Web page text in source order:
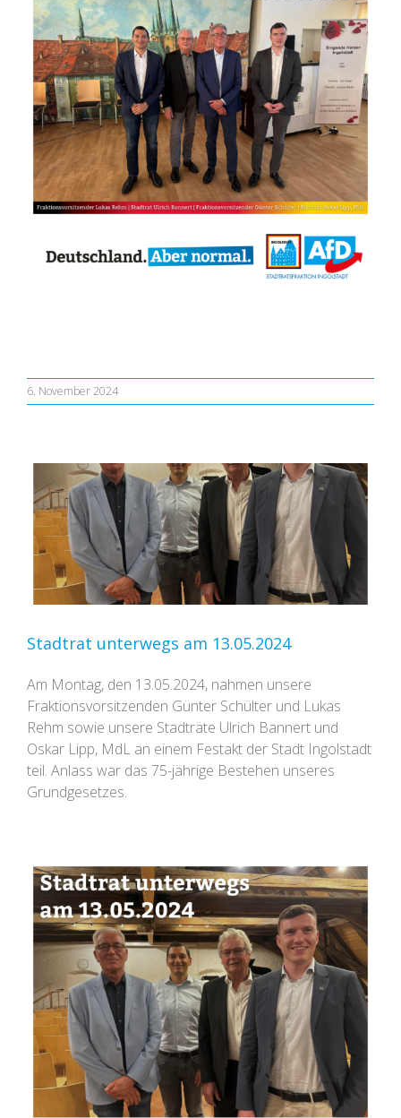
6. November 2024
Stadtrat unterwegs am 13.05.2024
Am Montag, den 13.05.2024, nahmen unsere
Fraktionsvorsitzenden Günter Schülter und Lukas
Rehm sowie unsere Stadträte Ulrich Bannert und
Oskar Lipp, MdL an einem Festakt der Stadt Ingolstadt
teil. Anlass war das 75-jährige Bestehen unseres
Grundgesetzes.